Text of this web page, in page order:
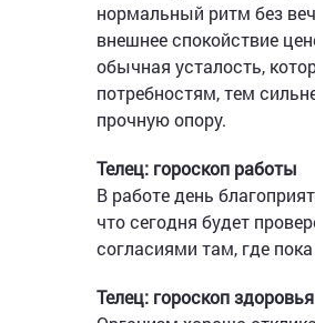
нормальный ритм без
внешнее спокойствие
обычная усталость,
потребностям, тем
прочную опору.
Телец: гороскоп работы
В работе день
что сегодня будет
согласиями там, где
Телец: гороскоп здоровья